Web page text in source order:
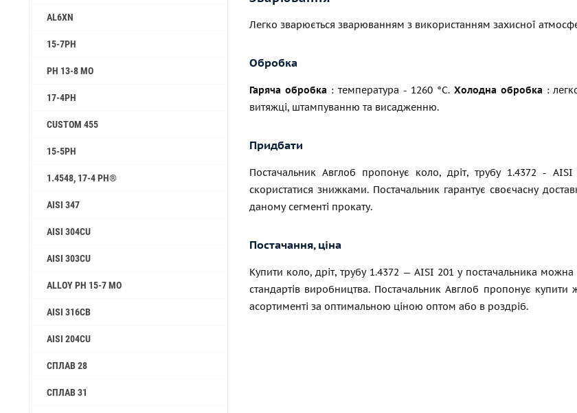
AL6XN
15-7PH
PH 13-8 MO
17-4PH
CUSTOM 455
15-5PH
1.4548, 17-4 PH®
AISI 347
AISI 304CU
AISI 303CU
ALLOY PH 15-7 MO
AISI 316CB
AISI 204CU
СПЛАВ 28
СПЛАВ 31
Легко зварюється зварюванням з використанням захисної
Обробка
Гаряча обробка: температура - 1260 °C. Холодна обробка:
витяжці, штампуванню та висадженню.
Придбати
Постачальник Авглоб пропонує коло, дріт, трубу 1.4372 -
скористатися знижками. Постачальник гарантує своєчасну
даному сегменті прокату.
Постачання, ціна
Купити коло, дріт, трубу 1.4372 — AISI 201 у постачальника
стандартів виробництва. Постачальник Авглоб пропонує
асортименті за оптимальною ціною оптом або в роздріб.